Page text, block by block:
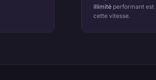
illimitéperformant est
cette vitesse.